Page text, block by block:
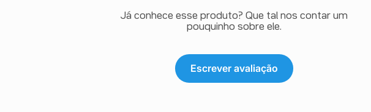
Já conhece esse produto? Que tal nos contar um
pouquinho sobre ele.
Escrever avaliação